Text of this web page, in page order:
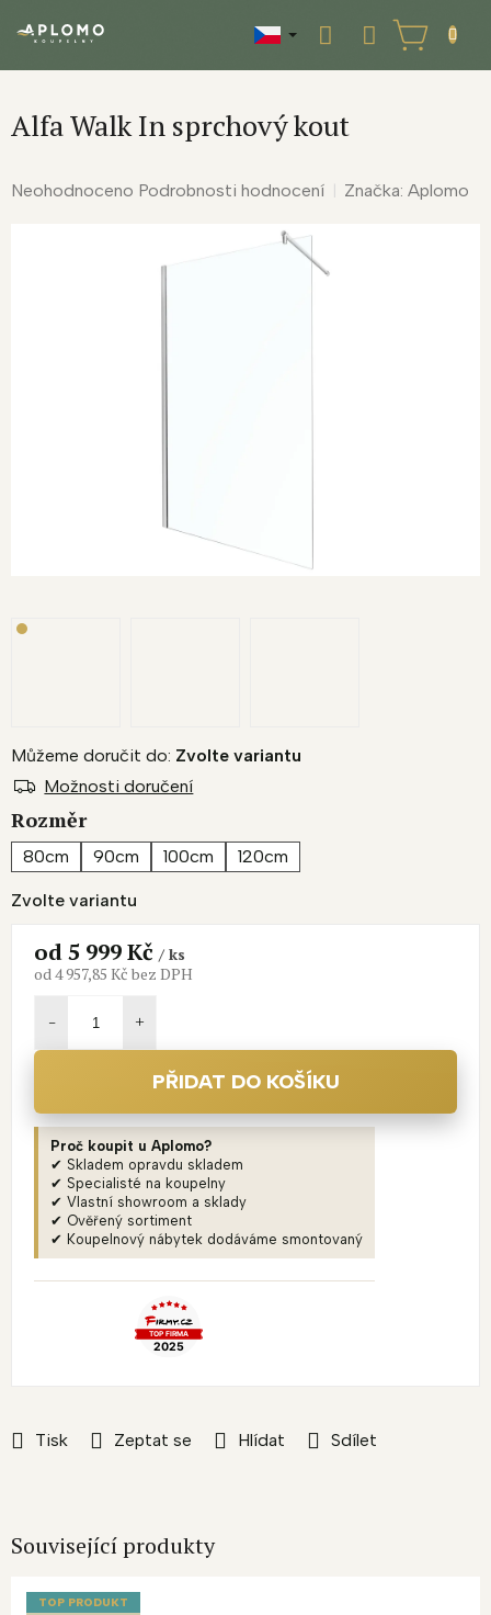
NÁKUPNÍ
KOŠÍK
Alfa Walk In sprchový kout
Průměrné
Neohodnoceno Podrobnosti hodnocení Značka: Aplomo
Zvolte variantu
Můžeme doručit do: Zvolte variantu
Možnosti doručení
Rozměr
80cm 90cm 100cm 120cm
Tisk Zeptat se Hlídat Sdílet
od5 999 Kč / ks
od4 957,85 Kč bez DPH
PŘIDAT DO KOŠÍKU
Proč koupit u Aplomo?
✔ Skladem opravdu skladem
✔ Specialisté na koupelny
✔ Vlastní showroom a sklady
✔ Ověřený sortiment
✔ Koupelnový nábytek dodáváme smontovaný
Související produkty
TOP PRODUKT